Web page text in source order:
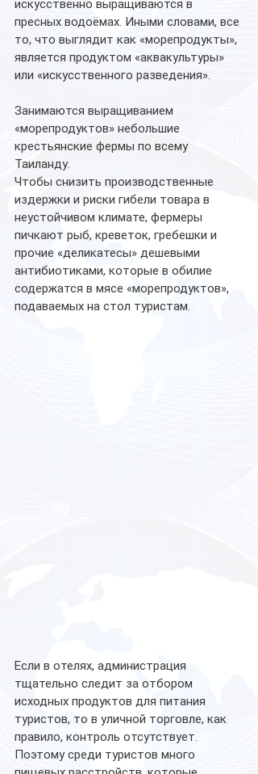
искусственно выращиваются в
пресных водоёмах. Иными словами, все
то, что выглядит как «морепродукты»,
является продуктом «аквакультуры»
или «искусственного разведения».
Занимаются выращиванием
«морепродуктов» небольшие
крестьянские фермы по всему
Таиланду.
Чтобы снизить производственные
издержки и риски гибели товара в
неустойчивом климате, фермеры
пичкают рыб, креветок, гребешки и
прочие «деликатесы» дешевыми
антибиотиками, которые в обилие
содержатся в мясе «морепродуктов»,
подаваемых на стол туристам.
Если в отелях, администрация
тщательно следит за отбором
исходных продуктов для питания
туристов, то в уличной торговле, как
правило, контроль отсутствует.
Поэтому среди туристов много